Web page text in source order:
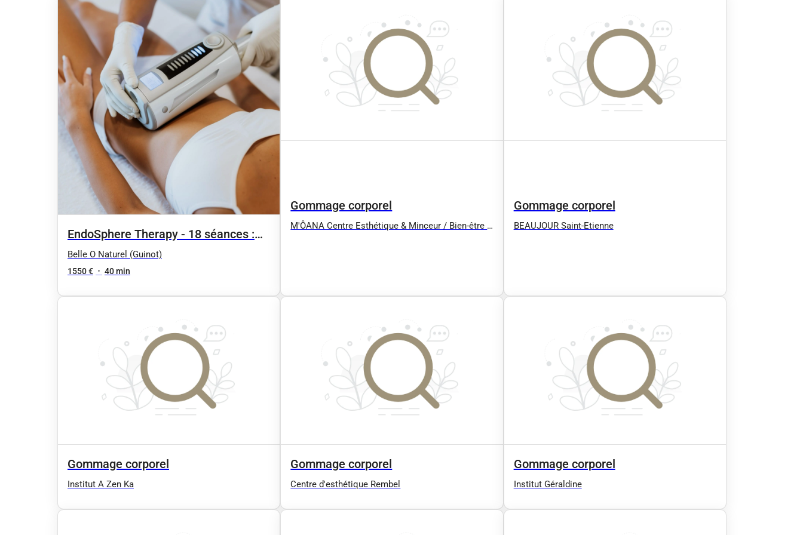
EndoSphere Therapy - 18 séances :
Compression par vibrations bas ou
haut du corps 35 min
Belle O Naturel (Guinot)
1550 € • 40 min
Gommage corporel
M'ÔANA Centre Esthétique & Minceur / Bien-être &
Gommage corporel
BEAUJOUR Saint-Etienne
Gommage corporel
Institut A Zen Ka
Gommage corporel
Centre d'esthétique Rembel
Gommage corporel
Institut Géraldine